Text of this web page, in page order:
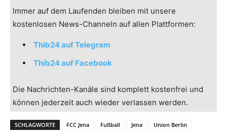
Immer auf dem Laufenden bleiben mit unsere
kostenlosen News-Channeln auf allen Plattformen:
Thib24 auf Telegram
Thib24 auf Facebook
Die Nachrichten-Kanäle sind komplett kostenfrei und
können jederzeit auch wieder verlassen werden.
SCHLAGWORTE FCC Jena Fußball Jena Union Berlin